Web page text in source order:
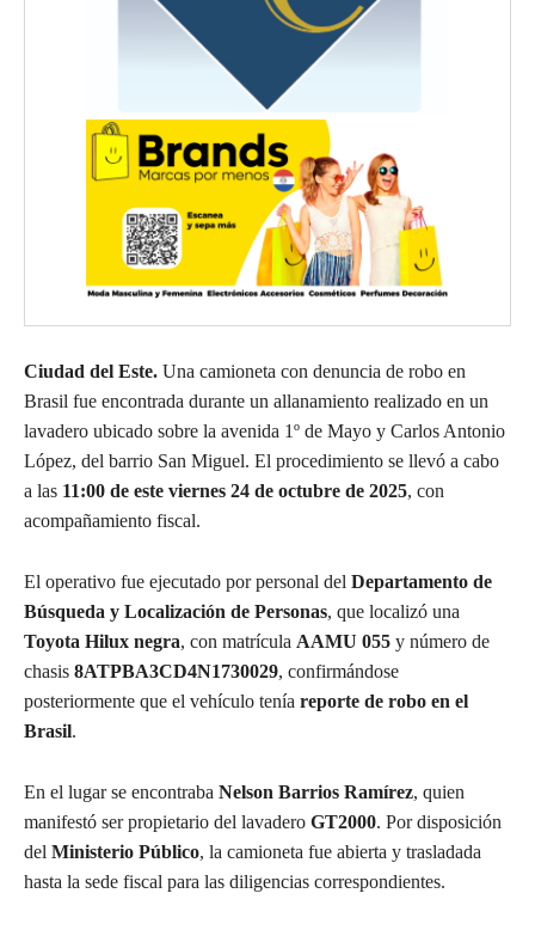
Ciudad del Este. Una camioneta con denuncia de robo en
Brasil fue encontrada durante un allanamiento realizado en un
lavadero ubicado sobre la avenida 1º de Mayo y Carlos Antonio
López, del barrio San Miguel. El procedimiento se llevó a cabo
a las 11:00 de este viernes 24 de octubre de 2025, con
acompañamiento fiscal.
El operativo fue ejecutado por personal del Departamento de
Búsqueda y Localización de Personas, que localizó una
Toyota Hilux negra, con matrícula AAMU 055 y número de
chasis 8ATPBA3CD4N1730029, confirmándose
posteriormente que el vehículo tenía reporte de robo en el
Brasil.
En el lugar se encontraba Nelson Barrios Ramírez, quien
manifestó ser propietario del lavadero GT2000. Por disposición
del Ministerio Público, la camioneta fue abierta y trasladada
hasta la sede fiscal para las diligencias correspondientes.